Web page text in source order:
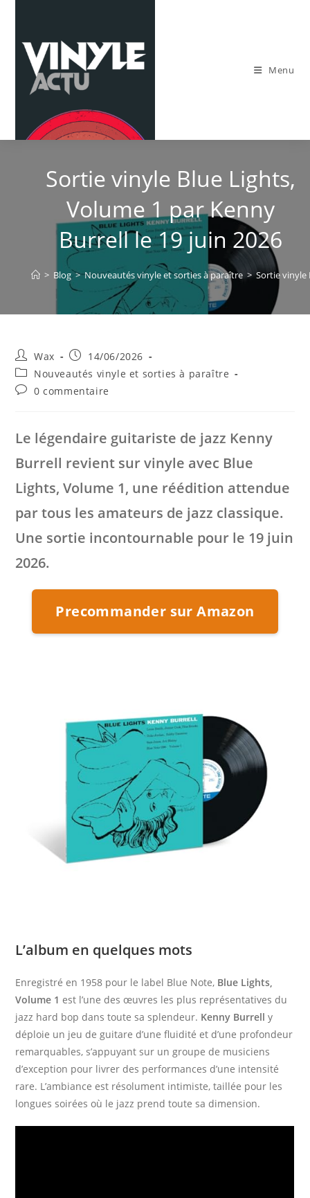
content
Menu
Sortie vinyle Blue Lights,
Volume 1 par Kenny
Burrell le 19 juin 2026
> Blog > Nouveautés vinyle et sorties à paraître > Sortie vinyle
Auteur/autrice
de
la
publication :
Wax
Publication
publiée :
14/06/2026
Post
category:
Nouveautés vinyle et sorties à paraître
Commentaires
0 commentaire
Le légendaire guitariste de jazz Kenny
Burrell revient sur vinyle avec Blue
Lights, Volume 1, une réédition attendue
par tous les amateurs de jazz classique.
Une sortie incontournable pour le 19 juin
2026.
Precommander sur Amazon
L’album en quelques mots
Enregistré en 1958 pour le label Blue Note, Blue Lights,
Volume 1 est l’une des œuvres les plus représentatives du
jazz hard bop dans toute sa splendeur. Kenny Burrell y
déploie un jeu de guitare d’une fluidité et d’une profondeur
remarquables, s’appuyant sur un groupe de musiciens
d’exception pour livrer des performances d’une intensité
rare. L’ambiance est résolument intimiste, taillée pour les
longues soirées où le jazz prend toute sa dimension.